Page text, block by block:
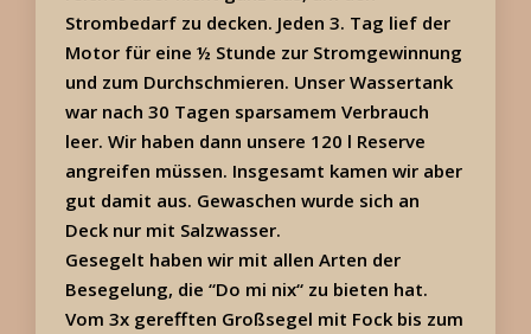
Strombedarf zu decken. Jeden 3. Tag lief der
Motor für eine ½ Stunde zur Stromgewinnung
und zum Durchschmieren. Unser Wassertank
war nach 30 Tagen sparsamem Verbrauch
leer. Wir haben dann unsere 120 l Reserve
angreifen müssen. Insgesamt kamen wir aber
gut damit aus. Gewaschen wurde sich an
Deck nur mit Salzwasser.
Gesegelt haben wir mit allen Arten der
Besegelung, die “Do mi nix“ zu bieten hat.
Vom 3x gerefften Großsegel mit Fock bis zum